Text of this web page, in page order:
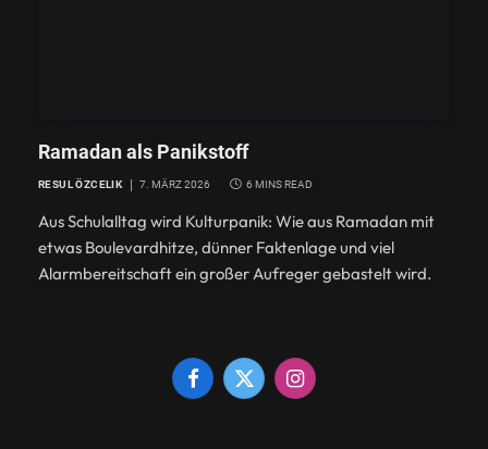
GESELLSCHAFT
Die Kopftuchdebatte als gepflegtes
Ramadan als Panikstoff
RESUL ÖZCELIK 7. MÄRZ 2026 6 MINS READ
Aus Schulalltag wird Kulturpanik: Wie aus Ramadan mit
etwas Boulevardhitze, dünner Faktenlage und viel
Alarmbereitschaft ein großer Aufreger gebastelt wird.
Facebook
X
Instagram